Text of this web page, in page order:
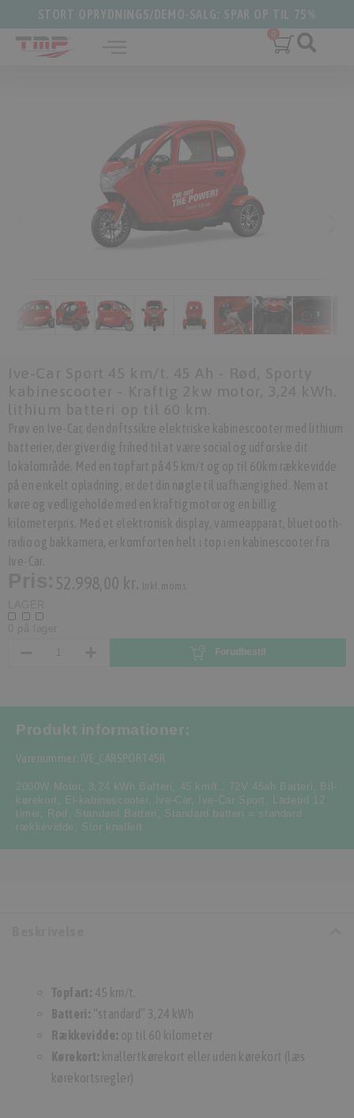
STORT OPRYDNINGS/DEMO-SALG: SPAR OP TIL 75%
Forudbestil
Produkt informationer:
Varenummer: IVE_CARSPORT45R
2000W Motor, 3,24 kWh Batteri, 45 km/t. , 72V 45ah Batteri,
Bil-
kørekort , El-kabinescooter, Ive-Car, Ive-Car Sport ,
Ladetid 12
timer, Rød , Standard Batteri , Standard batteri = standard
rækkevidde , Stor knallert
Topfart: 45 km/t.
Batteri: “standard” 3,24 kWh
Rækkevidde: op til 60 kilometer
Kørekort: knallertkørekort eller uden kørekort (læs
kørekortsregler)